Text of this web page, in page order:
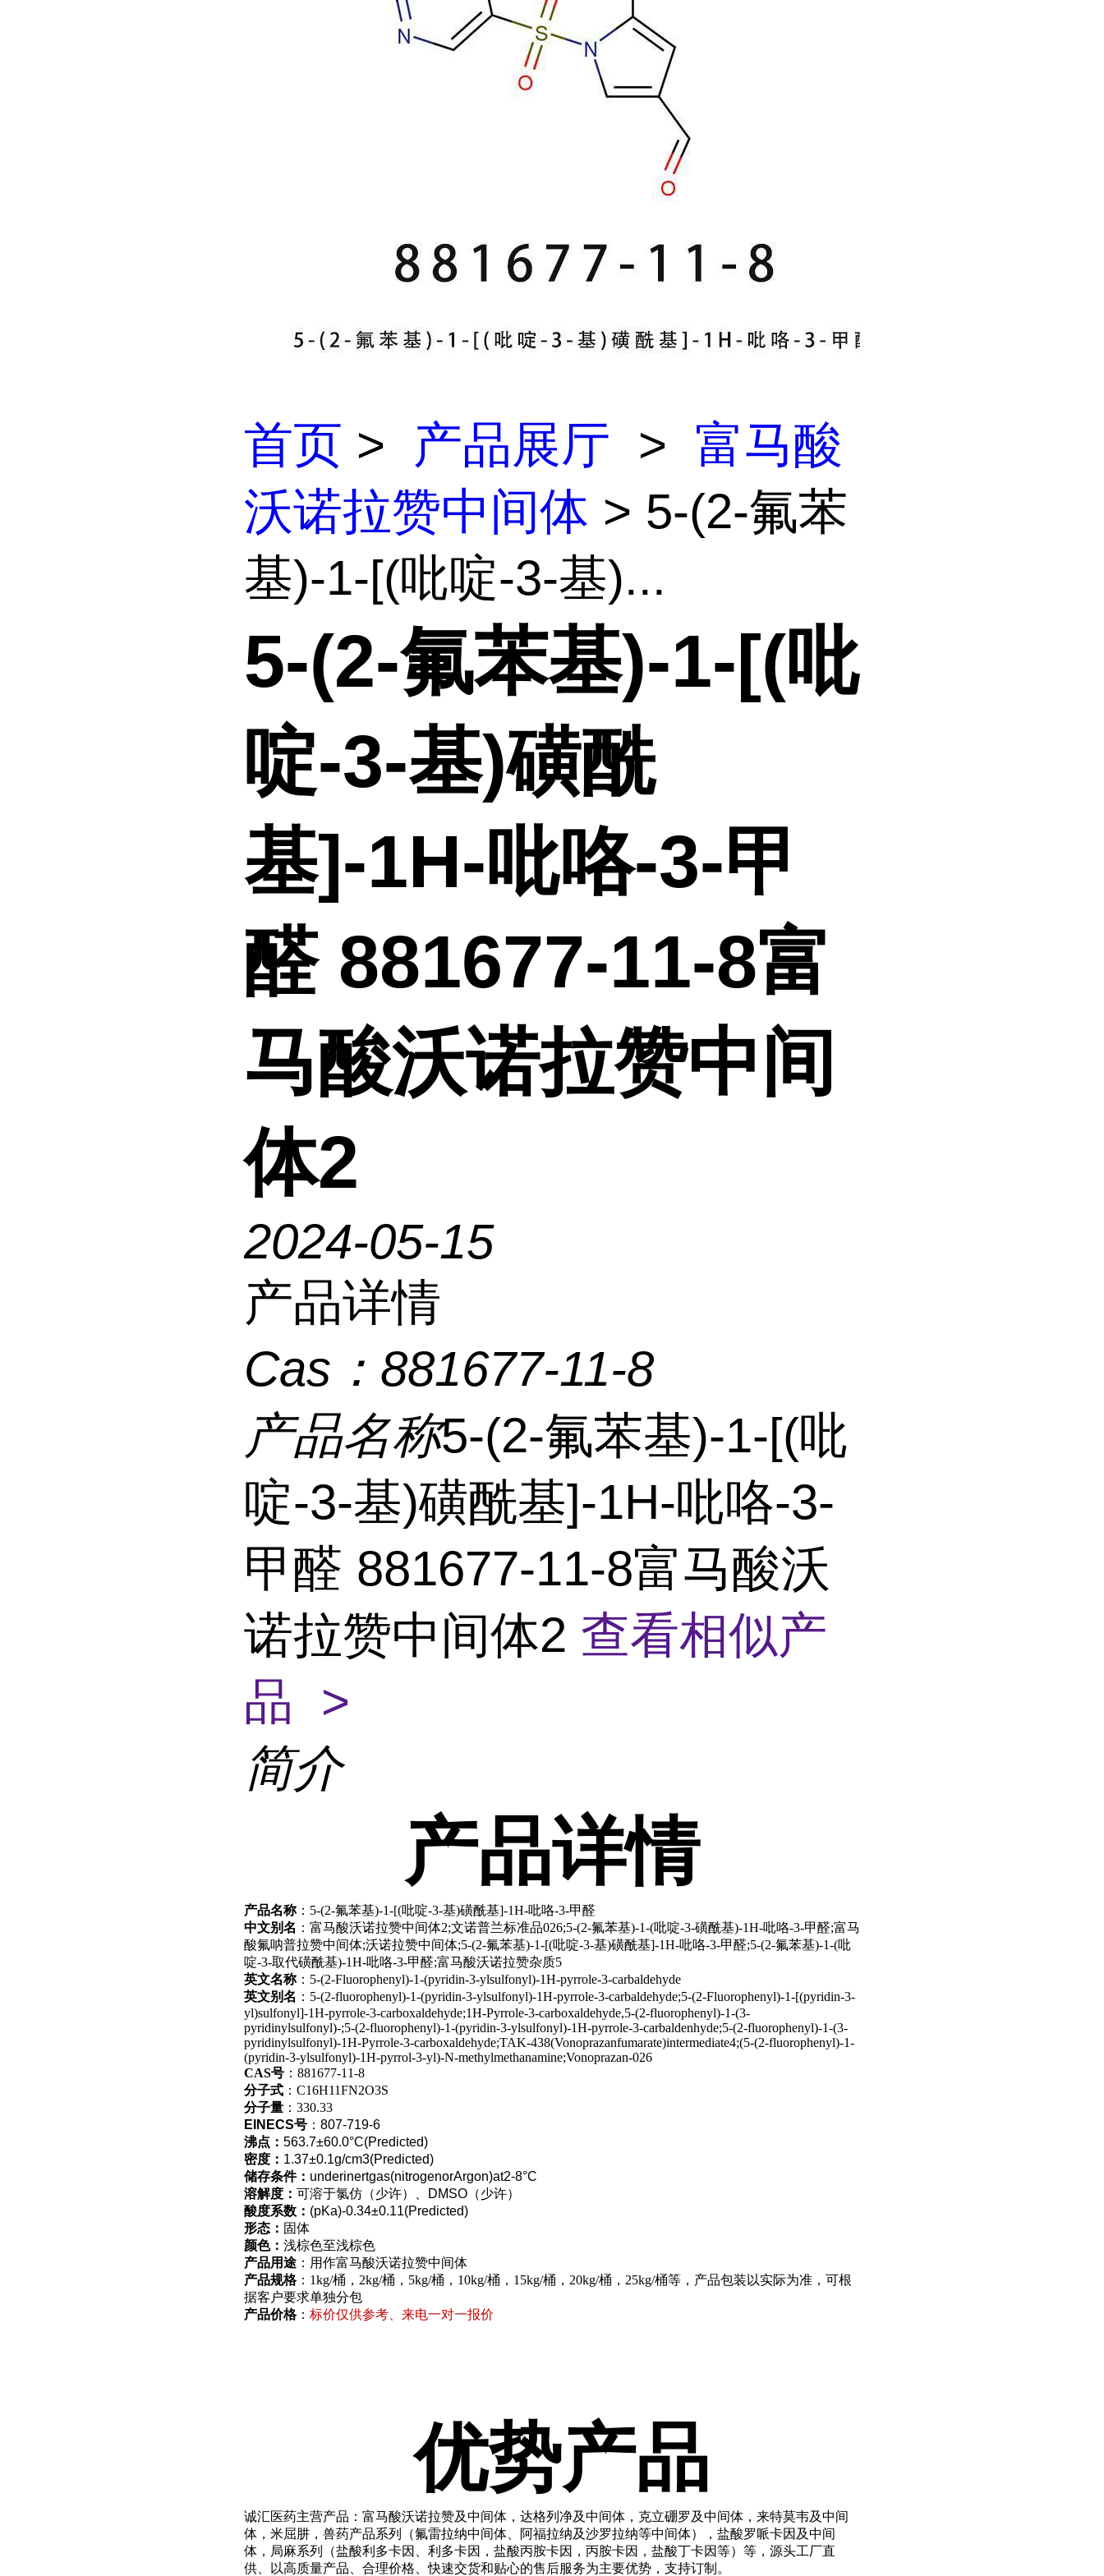
首页 > 产品展厅 > 富马酸
沃诺拉赞中间体 > 5-(2-氟苯
基)-1-[(吡啶-3-基)...
5-(2-氟苯基)-1-[(吡
啶-3-基)磺酰
基]-1H-吡咯-3-甲
醛 881677-11-8富
马酸沃诺拉赞中间
体2
2024-05-15
产品详情
Cas： 881677-11-8
产品名称5-(2-氟苯基)-1-[(吡
啶-3-基)磺酰基]-1H-吡咯-3-
甲醛 881677-11-8富马酸沃
诺拉赞中间体2 查看相似产
品 >
简介
产品详情
产品名称：5-(2-氟苯基)-1-[(吡啶-3-基)磺酰基]-1H-吡咯-3-甲醛
中文别名 ：富马酸沃诺拉赞中间体2;文诺普兰标准品026;5-(2-氟苯基)-1-(吡啶-3-磺酰基)-1H-吡咯-3-甲醛;富马
酸氟呐普拉赞中间体;沃诺拉赞中间体;5-(2-氟苯基)-1-[(吡啶-3-基)磺酰基]-1H-吡咯-3-甲醛;5-(2-氟苯基)-1-(吡
啶-3-取代磺酰基)-1H-吡咯-3-甲醛;富马酸沃诺拉赞杂质5
英文名称：5-(2-Fluorophenyl)-1-(pyridin-3-ylsulfonyl)-1H-pyrrole-3-carbaldehyde
英文别名 ：5-(2-fluorophenyl)-1-(pyridin-3-ylsulfonyl)-1H-pyrrole-3-carbaldehyde;5-(2-Fluorophenyl)-1-[(pyridin-3-
yl)sulfonyl]-1H-pyrrole-3-carboxaldehyde;1H-Pyrrole-3-carboxaldehyde,5-(2-fluorophenyl)-1-(3-
pyridinylsulfonyl)-;5-(2-fluorophenyl)-1-(pyridin-3-ylsulfonyl)-1H-pyrrole-3-carbaldenhyde;5-(2-fluorophenyl)-1-(3-
pyridinylsulfonyl)-1H-Pyrrole-3-carboxaldehyde;TAK-438(Vonoprazanfumarate)intermediate4;(5-(2-fluorophenyl)-1-
(pyridin-3-ylsulfonyl)-1H-pyrrol-3-yl)-N-methylmethanamine;Vonoprazan-026
CAS号 ：881677-11-8
分子式 ：C16H11FN2O3S
分子量 ：330.33
EINECS号 ：807-719-6
沸点： 563.7±60.0°C(Predicted)
密度： 1.37±0.1g/cm3(Predicted)
储存条件： underinertgas(nitrogenorArgon)at2-8°C
溶解度： 可溶于氯仿（少许）、DMSO（少许）
酸度系数： (pKa)-0.34±0.11(Predicted)
形态： 固体
颜色： 浅棕色至浅棕色
产品用途 ：用作富马酸沃诺拉赞中间体
产品规格：1kg/桶，2kg/桶，5kg/桶，10kg/桶，15kg/桶，20kg/桶，25kg/桶等，产品包装以实际为准，可根
据客户要求单独分包
产品价格： 标价仅供参考、来电一对一报价
优势产品
诚汇医药主营产品：富马酸沃诺拉赞及中间体，达格列净及中间体，克立硼罗及中间体，来特莫韦及中间
体，米屈肼，兽药产品系列（氟雷拉纳中间体、阿福拉纳及沙罗拉纳等中间体），盐酸罗哌卡因及中间
体，局麻系列（盐酸利多卡因、利多卡因，盐酸丙胺卡因，丙胺卡因，盐酸丁卡因等）等，源头工厂直
供、以高质量产品、合理价格、快速交货和贴心的售后服务为主要优势，支持订制。